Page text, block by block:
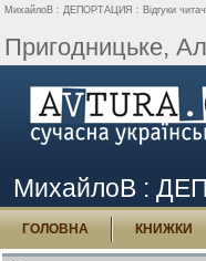
МихайлоВ : ДЕПОРТАЦИЯ : Відгуки
Пригодницьке,
МихайлоВ :
ГОЛОВНА КНИЖКИ